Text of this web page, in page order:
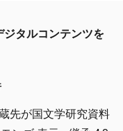
ジタルコンテンツを
先が国文学研究資料